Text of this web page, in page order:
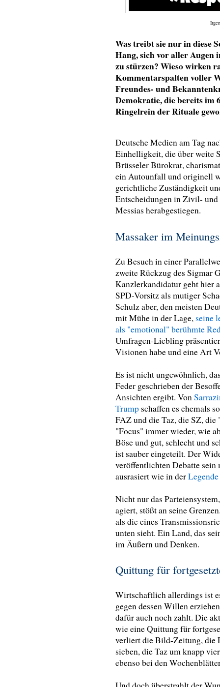
Was treibt sie nur in diese
Hang, sich vor aller Augen
zu stürzen? Wieso wirken
Kommentarspalten voller
Freundes- und
Demokratie, die bereits im
Ringelrein der Rituale
Deutsche Medien am Tag
Einhelligkeit, die über weite
Brüsseler Bürokrat,
ein Autounfall und originell
gerichtliche Zuständigkeit
Entscheidungen in Zivil- und
Messias herabgestiegen.
Massaker im
Zu Besuch in einer
zweite Rückzug des Sigmar
Kanzlerkandidatur geht hier
SPD-Vorsitz als mutiger
Schulz aber, den meisten
mit Mühe in der Lage, seine
als "emotional" berühmte
Umfragen-Liebling
Visionen habe und eine Art
Es ist nicht ungewöhnlich,
Feder geschrieben der
Ansichten ergibt. Von
Trump schaffen es ehemals
FAZ und die Taz, die SZ,
"Focus" immer wieder, wie
Böse und gut, schlecht und
ist sauber eingeteilt. Der
veröffentlichten Debatte sein
ausrasiert wie in der
Nicht nur das
agiert, stößt an seine
als die eines
unten sieht. Ein Land, das
im Äußern und Denken.
Quittung für
Wirtschaftlich allerdings ist
gegen dessen Willen
dafür auch noch zahlt. Die
wie eine Quittung für
verliert die Bild-Zeitung, die
sieben, die Taz um knapp
ebenso bei den